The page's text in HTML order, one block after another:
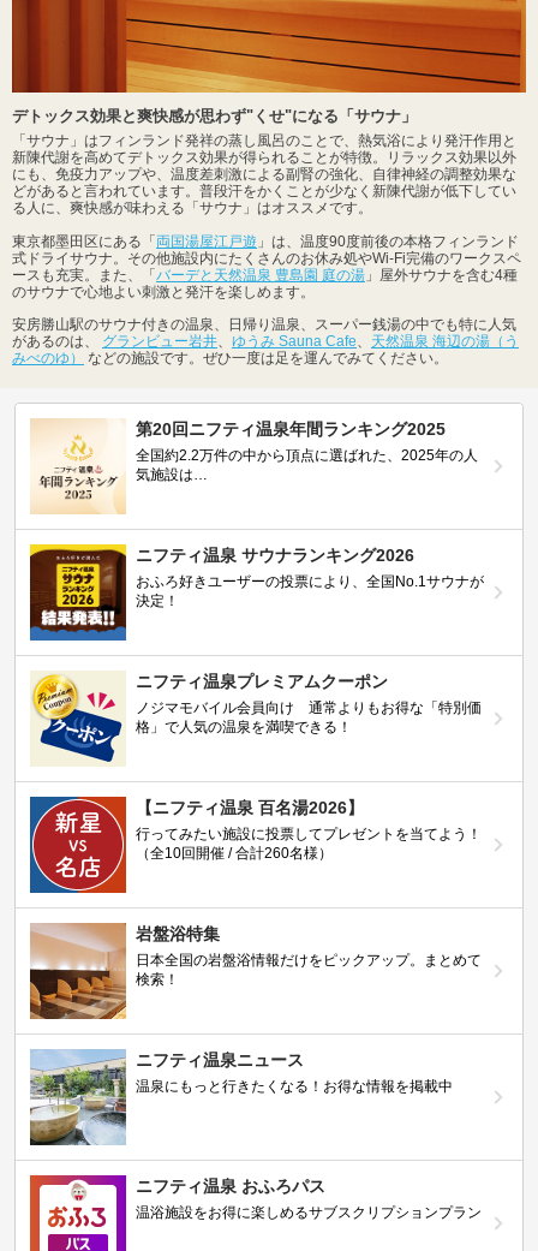
デトックス効果と爽快感が思わず"くせ"になる「サウナ」
「サウナ」はフィンランド発祥の蒸し風呂のことで、熱気浴により発汗作用と
新陳代謝を高めてデトックス効果が得られることが特徴。リラックス効果以外
にも、免疫力アップや、温度差刺激による副腎の強化、自律神経の調整効果な
どがあると言われています。普段汗をかくことが少なく新陳代謝が低下してい
る人に、爽快感が味わえる「サウナ」はオススメです。
東京都墨田区にある「 両国湯屋江戸遊 」は、温度90度前後の本格フィンランド
式ドライサウナ。その他施設内にたくさんのお休み処やWi-Fi完備のワークスペ
ースも充実。また、「 バーデと天然温泉 豊島園 庭の湯 」屋外サウナを含む4種
のサウナで心地よい刺激と発汗を楽しめます。
安房勝山駅のサウナ付きの温泉、日帰り温泉、スーパー銭湯の中でも特に人気
があるのは、 グランビュー岩井、 ゆうみ Sauna Cafe、 天然温泉 海辺の湯（う
みべのゆ）
などの施設です。ぜひ一度は足を運んでみてください。
第20回ニフティ温泉年間ランキング2025
全国約2.2万件の中から頂点に選ばれた、2025年の人
気施設は…
ニフティ温泉 サウナランキング2026
おふろ好きユーザーの投票により、全国No.1サウナが
決定！
ニフティ温泉プレミアムクーポン
ノジマモバイル会員向け 通常よりもお得な「特別価
格」で人気の温泉を満喫できる！
【ニフティ温泉 百名湯2026】
行ってみたい施設に投票してプレゼントを当てよう！
（全10回開催 / 合計260名様）
岩盤浴特集
日本全国の岩盤浴情報だけをピックアップ。まとめて
検索！
ニフティ温泉ニュース
温泉にもっと行きたくなる！お得な情報を掲載中
ニフティ温泉 おふろパス
温浴施設をお得に楽しめるサブスクリプションプラン